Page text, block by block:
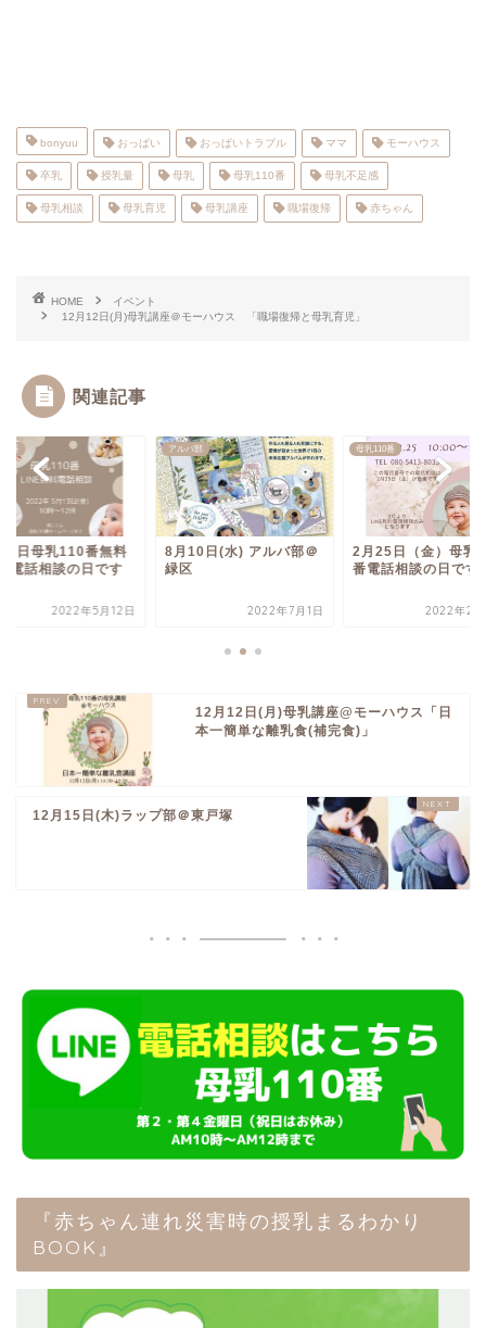
bonyuu おっぱい おっぱいトラブル ママ モーハウス
卒乳 授乳量 母乳 母乳110番 母乳不足感
母乳相談 母乳育児 母乳講座 職場復帰 赤ちゃん
HOME
イベント
12月12日(月)母乳講座＠モーハウス 「職場復帰と母乳育児」
関連記事
番
日母乳110番無料
電話相談の日です
2022年5月12日
アルバ部
8月10日(水) アルバ部＠
緑区
2022年7月1日
母乳110番
2月25日（金）母乳
番電話相談の日です
2022年2
12月12日(月)母乳講座@モーハウス「日
本一簡単な離乳食(補完食)」
12月15日(木)ラップ部＠東戸塚
『赤ちゃん連れ災害時の授乳まるわかり
BOOK』